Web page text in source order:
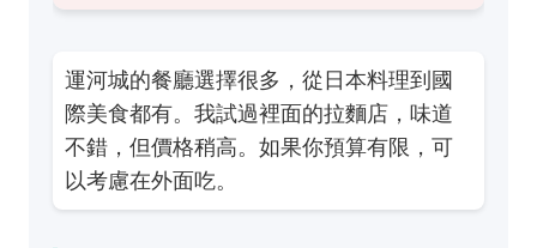
運河城的餐廳選擇很多，從日本料理到國
際美食都有。我試過裡面的拉麵店，味道
不錯，但價格稍高。如果你預算有限，可
以考慮在外面吃。